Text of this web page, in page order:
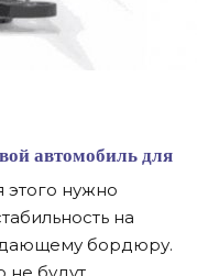
автомобиль для
этого нужно
на
бордюру.